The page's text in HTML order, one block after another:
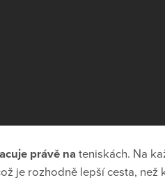
právě na teniskách. Na
je rozhodně lepší cesta,